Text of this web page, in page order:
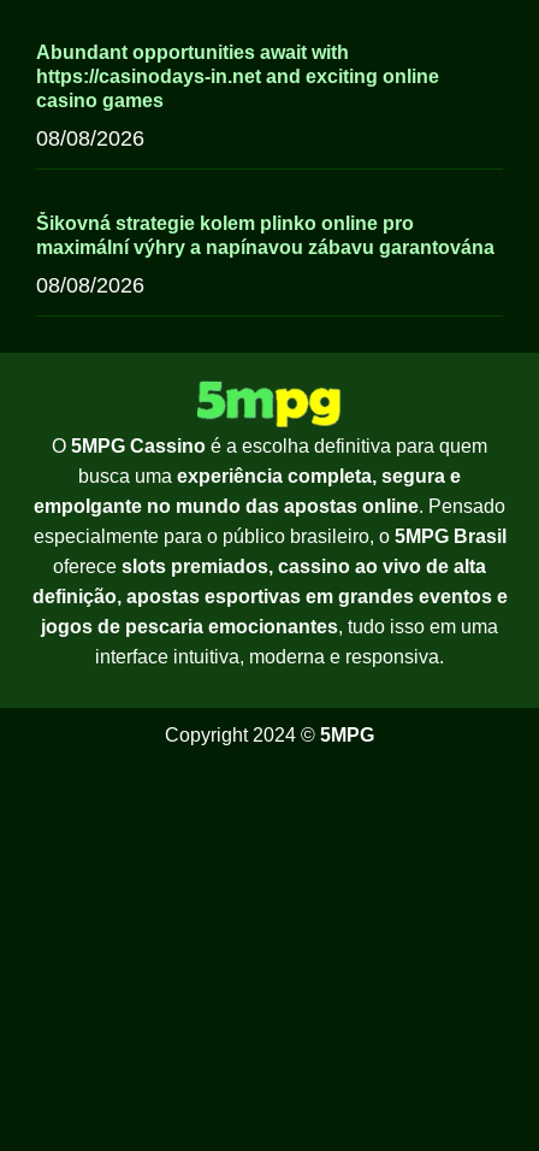
Abundant opportunities await with
https://casinodays-in.net and exciting online
casino games
08/08/2026
Šikovná strategie kolem plinko online pro
maximální výhry a napínavou zábavu garantována
08/08/2026
O 5MPG Cassino é a escolha definitiva para quem
busca uma experiência completa, segura e
empolgante no mundo das apostas online. Pensado
especialmente para o público brasileiro, o 5MPG Brasil
oferece slots premiados, cassino ao vivo de alta
definição, apostas esportivas em grandes eventos e
jogos de pescaria emocionantes, tudo isso em uma
interface intuitiva, moderna e responsiva.
Copyright 2024 © 5MPG